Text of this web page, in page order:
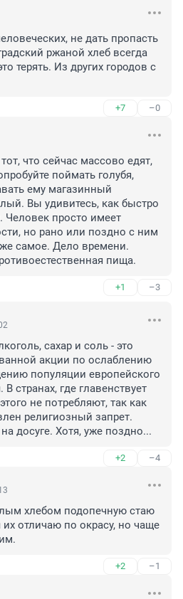
не дать пропасть
ржаной хлеб всегда
терять. Из других городов с
+7 –0
что сейчас массово едят,
поймать голубя,
ему магазинный
Вы удивитесь, как быстро
Человек просто имеет
но рано или поздно с ним
самое. Дело времени.
пища.
+1 –3
сахар и соль - это
акции по ослаблению
популяции европейского
странах, где главенствует
не потребляют, так как
религиозный запрет.
досуге. Хотя, уже поздно...
+2 –4
хлебом подопечную стаю
отличаю по окрасу, но чаще
+2 –1